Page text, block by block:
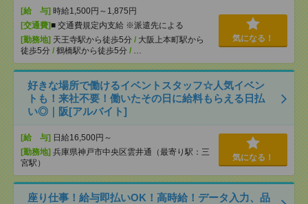
[給 与] 時給1,500円～1,875円
[交通費]■ 交通費規定内支給 ※派遣先による
[勤務地] 天王寺駅から徒歩5分 / 大阪上本町駅から
徒歩5分 / 鶴橋駅から徒歩5分 / …
気になる！
好きな場所で働けるイベントスタッフ☆人気イベン
トも！来社不要！働いたその日に給料もらえる日払
い◎｜阪[アルバイト]
[給 与] 日給16,500円～
[勤務地] 兵庫県神戸市中央区雲井通（最寄り駅：三
宮駅）
気になる！
座り仕事！給与即払いOK！高時給！データ入力、品